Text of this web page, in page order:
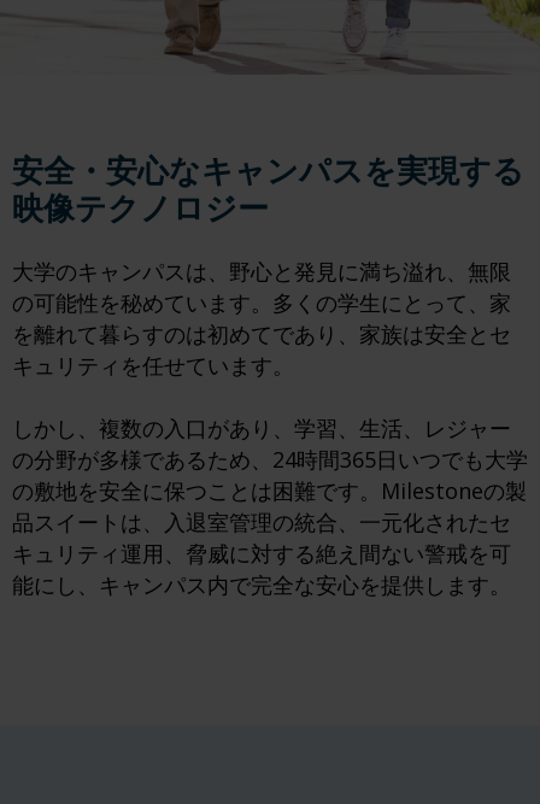
安全・安心なキャンパスを実現する
映像テクノロジー
大学のキャンパスは、野心と発見に満ち溢れ、無限
の可能性を秘めています。多くの学生にとって、家
を離れて暮らすのは初めてであり、家族は安全とセ
キュリティを任せています。
しかし、複数の入口があり、学習、生活、レジャー
の分野が多様であるため、24時間365日いつでも大学
の敷地を安全に保つことは困難です。Milestoneの製
品スイートは、入退室管理の統合、一元化されたセ
キュリティ運用、脅威に対する絶え間ない警戒を可
能にし、キャンパス内で完全な安心を提供します。